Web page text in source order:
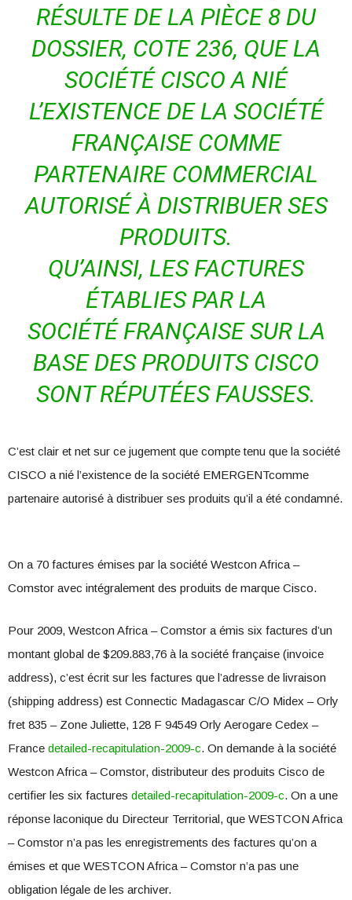
RÉSULTE DE LA PIÈCE 8 DU
DOSSIER, COTE 236, QUE LA
SOCIÉTÉ CISCO A NIÉ
L’EXISTENCE DE LA SOCIÉTÉ
FRANÇAISE COMME
PARTENAIRE COMMERCIAL
AUTORISÉ À DISTRIBUER SES
PRODUITS.
QU’AINSI, LES FACTURES
ÉTABLIES PAR LA
SOCIÉTÉ FRANÇAISE SUR LA
BASE DES PRODUITS CISCO
SONT RÉPUTÉES FAUSSES.
C’est clair et net sur ce jugement que compte tenu que la société
CISCO a nié l’existence de la société EMERGENTcomme
partenaire autorisé à distribuer ses produits qu’il a été condamné.
On a 70 factures émises par la société Westcon Africa –
Comstor avec intégralement des produits de marque Cisco.
Pour 2009, Westcon Africa – Comstor a émis six factures d’un
montant global de $209.883,76 à la société française (invoice
address), c’est écrit sur les factures que l’adresse de livraison
(shipping address) est Connectic Madagascar C/O Midex – Orly
fret 835 – Zone Juliette, 128 F 94549 Orly Aerogare Cedex –
France detailed-recapitulation-2009-c. On demande à la société
Westcon Africa – Comstor, distributeur des produits Cisco de
certifier les six factures detailed-recapitulation-2009-c. On a une
réponse laconique du Directeur Territorial, que WESTCON Africa
– Comstor n’a pas les enregistrements des factures qu’on a
émises et que WESTCON Africa – Comstor n’a pas une
obligation légale de les archiver.